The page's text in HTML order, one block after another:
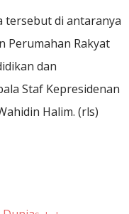
tersebut di antaranya
Perumahan Rakyat
dan
Staf Kepresidenan
Halim. (rls)